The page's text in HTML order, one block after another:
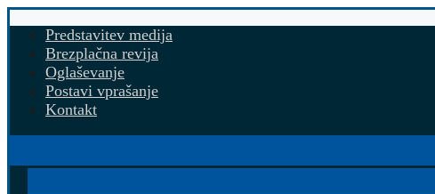
Predstavitev medija
Brezplačna revija
Oglaševanje
Postavi vprašanje
Kontakt